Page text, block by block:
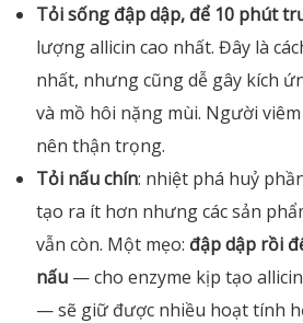
Tỏi sống đập dập, để 10 phút
lượng allicin cao nhất. Đây là
nhất, nhưng cũng dễ gây kích
và mồ hôi nặng mùi. Người
nên thận trọng.
Tỏi nấu chín: nhiệt phá huỷ
tạo ra ít hơn nhưng các sản
vẫn còn. Một mẹo: đập dập rồi
nấu — cho enzyme kịp tạo
— sẽ giữ được nhiều hoạt tính